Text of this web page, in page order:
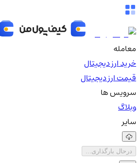
معامله
خرید ارز دیجیتال
قیمت ارز دیجیتال
سرویس ها
وبلاگ
سایر
درحال بارگذاری...